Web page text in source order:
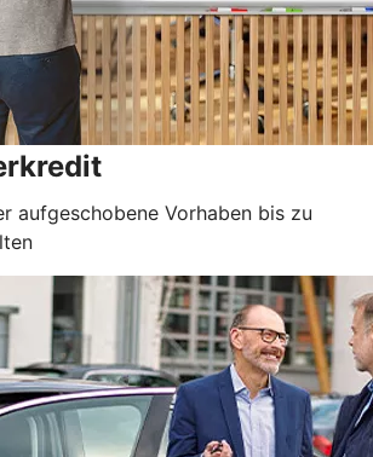
aufgeschobene Vorhaben bis zu